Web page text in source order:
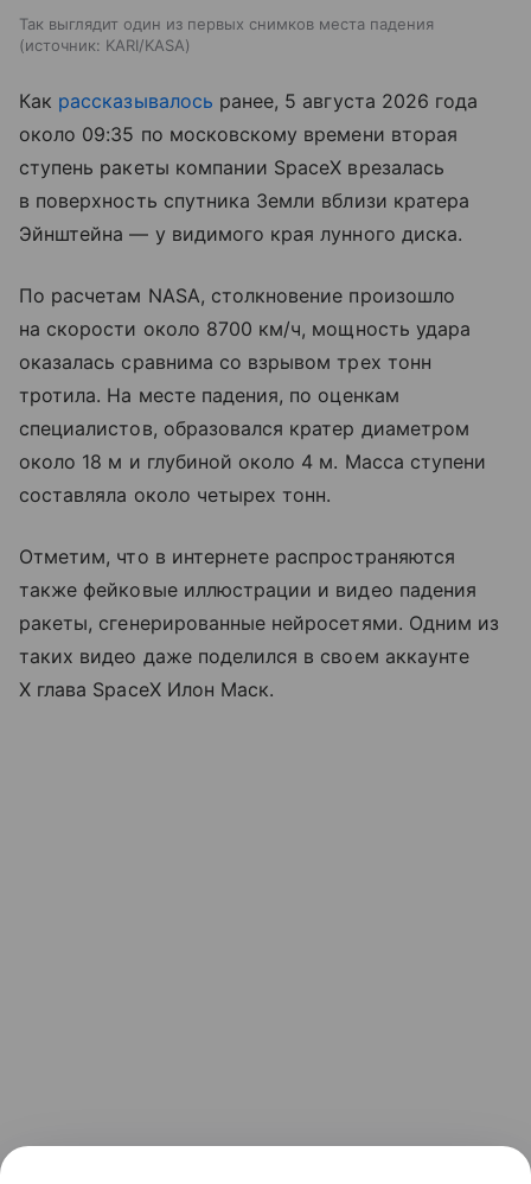
Так выглядит один из первых снимков места падения
источник: KARI/KASA
Как рассказывалось ранее, 5 августа 2026 года
около 09:35 по московскому времени вторая
ступень ракеты компании SpaceX врезалась
в поверхность спутника Земли вблизи кратера
Эйнштейна — у видимого края лунного диска.
По расчетам NASA, столкновение произошло
на скорости около 8700 км/ч, мощность удара
оказалась сравнима со взрывом трех тонн
тротила. На месте падения, по оценкам
специалистов, образовался кратер диаметром
около 18 м и глубиной около 4 м. Масса ступени
составляла около четырех тонн.
Отметим, что в интернете распространяются
также фейковые иллюстрации и видео падения
ракеты, сгенерированные нейросетями. Одним из
таких видео даже поделился в своем аккаунте
X глава SpaceX Илон Маск.